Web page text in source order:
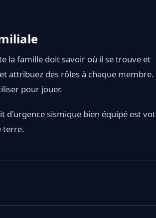
la famille doit savoir où il se trouve et
attribuez des rôles à chaque membre.
pour jouer.
d'urgence sismique bien équipé est
terre.